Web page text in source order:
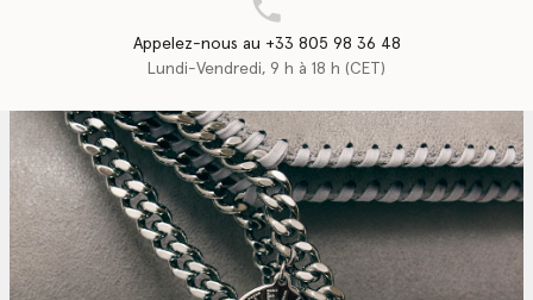
Appelez-nous au +33 805 98 36 48
Lundi-Vendredi, 9 h à 18 h (CET)